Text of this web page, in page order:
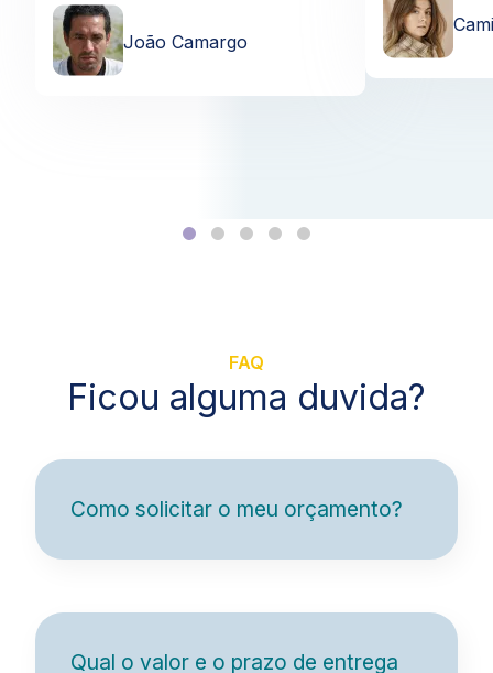
João Camargo
FAQ
Ficou alguma duvida?
Como solicitar o meu orçamento?
Qual o valor e o prazo de entrega